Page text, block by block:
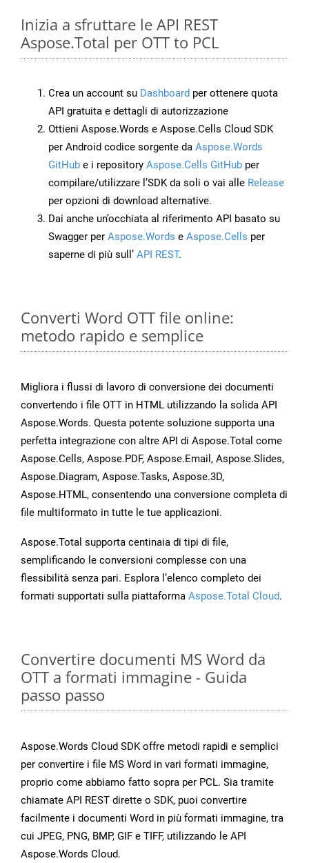
Inizia a sfruttare le API REST
Aspose.Total per OTT to PCL
Crea un account su Dashboard per ottenere quota
API gratuita e dettagli di autorizzazione
Ottieni Aspose.Words e Aspose.Cells Cloud SDK
per Android codice sorgente da Aspose.Words
GitHub e i repository Aspose.Cells GitHub per
compilare/utilizzare l’SDK da soli o vai alle Release
per opzioni di download alternative.
Dai anche un’occhiata al riferimento API basato su
Swagger per Aspose.Words e Aspose.Cells per
saperne di più sull’ API REST.
Converti Word OTT file online:
metodo rapido e semplice
Migliora i flussi di lavoro di conversione dei documenti
convertendo i file OTT in HTML utilizzando la solida API
Aspose.Words. Questa potente soluzione supporta una
perfetta integrazione con altre API di Aspose.Total come
Aspose.Cells, Aspose.PDF, Aspose.Email, Aspose.Slides,
Aspose.Diagram, Aspose.Tasks, Aspose.3D,
Aspose.HTML, consentendo una conversione completa di
file multiformato in tutte le tue applicazioni.
Aspose.Total supporta centinaia di tipi di file,
semplificando le conversioni complesse con una
flessibilità senza pari. Esplora l’elenco completo dei
formati supportati sulla piattaforma Aspose.Total Cloud.
Convertire documenti MS Word da
OTT a formati immagine - Guida
passo passo
Aspose.Words Cloud SDK offre metodi rapidi e semplici
per convertire i file MS Word in vari formati immagine,
proprio come abbiamo fatto sopra per PCL. Sia tramite
chiamate API REST dirette o SDK, puoi convertire
facilmente i documenti Word in più formati immagine, tra
cui JPEG, PNG, BMP, GIF e TIFF, utilizzando le API
Aspose.Words Cloud.